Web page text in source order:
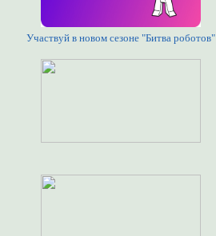
Участвуй в новом сезоне "Битва роботов"